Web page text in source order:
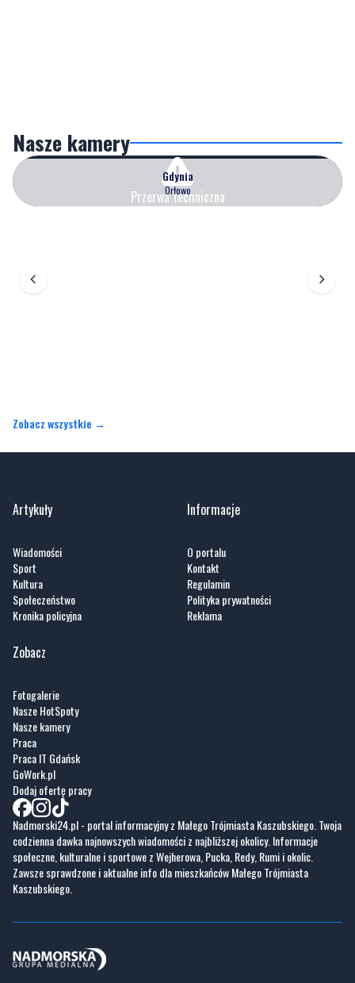
Nasze kamery
Przerwa techniczna
Gdynia
Orłowo
Zobacz wszystkie →
Artykuły
Wiadomości
Sport
Kultura
Społeczeństwo
Kronika policyjna
Informacje
O portalu
Kontakt
Regulamin
Polityka prywatności
Reklama
Zobacz
Fotogalerie
Nasze HotSpoty
Nasze kamery
Praca
Praca IT Gdańsk
GoWork.pl
Dodaj ofertę pracy
Nadmorski24.pl - portal informacyjny z Małego Trójmiasta Kaszubskiego. Twoja
codzienna dawka najnowszych wiadomości z najbliższej okolicy. Informacje
społeczne, kulturalne i sportowe z Wejherowa, Pucka, Redy, Rumi i okolic.
Zawsze sprawdzone i aktualne info dla mieszkańców Małego Trójmiasta
Kaszubskiego.